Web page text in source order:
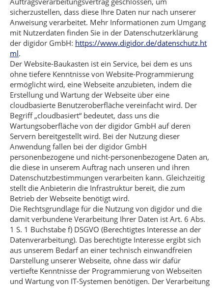
sicherzustellen, dass diese Ihre Daten nur nach unserer
Anweisung verarbeitet. Mehr Informationen zum Umgang
mit Nutzerdaten finden Sie in der Datenschutzerklärung
der digidor GmbH: https://www.digidor.de/datenschutz.ht
ml.
Der Website-Baukasten ist ein Service, bei dem es uns
ohne tiefere Kenntnisse von Website-Programmierung
ermöglicht wird, eine Webseite anzubieten, indem die
Erstellung und Wartung der Webseite über eine
cloudbasierte Benutzeroberfläche vereinfacht wird. Der
Begriff „cloudbasiert“ bedeutet, dass uns die
Wartungsoberfläche von der digidor GmbH auf deren
Servern bereitgestellt wird. Bei der Nutzung dieser
Anwendung fallen bei der digidor GmbH
personenbezogene und nicht-personenbezogene Daten an,
die diese in unserem Auftrag nach unseren und ihren
Datenschutzbestimmungen verarbeiten kann. Gleichzeitig
stellt die Anbieterin die Infrastruktur bereit, die zum
Betrieb der Webseite benötigt wird.
Die Rechtsgrundlage für die Nutzung von digidor und die
damit verbundene Verarbeitung Ihrer Daten ist Art. 6 Abs.
1 S. 1 Buchstabe f) DSGVO (Berechtigtes Interesse an der
Datenverarbeitung). Das berechtigte Interesse ergibt sich
aus unserem Bedarf an einer technisch einwandfreien
Darstellung unserer Webseite, ohne dass wir dafür
vertiefte Kenntnisse der Programmierung von Webseiten
und Wartung von IT-Systemen benötigen. Der Verarbeitung